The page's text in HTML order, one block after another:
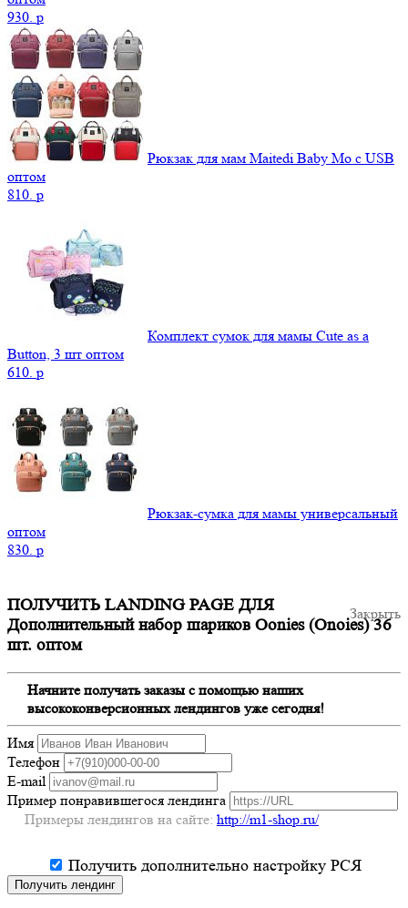
930. p
Рюкзак для мам Maitedi Baby Mo с USB
оптом
810. p
Комплект сумок для мамы Cute as a
Button, 3 шт оптом
610. p
Рюкзак-сумка для мамы универсальный
оптом
830. p
Закрыть
ПОЛУЧИТЬ LANDING PAGE ДЛЯ
Дополнительный набор шариков Oonies (Onoies) 36
шт. оптом
Начните получать заказы с помощью наших
высококонверсионных лендингов уже сегодня!
Имя
Телефон
E-mail
Пример понравившегося лендинга
Примеры лендингов на сайте: http://m1-shop.ru/
Получить дополнительно настройку РСЯ
Получить лендинг